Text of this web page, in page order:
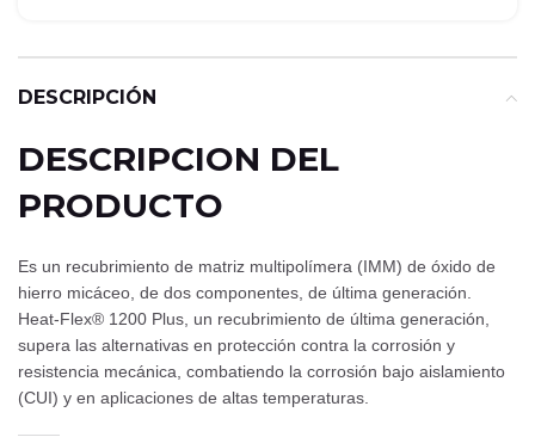
DESCRIPCIÓN
DESCRIPCION DEL
PRODUCTO
Es un recubrimiento de matriz multipolímera (IMM) de óxido de
hierro micáceo, de dos componentes, de última generación.
Heat-Flex® 1200 Plus, un recubrimiento de última generación,
supera las alternativas en protección contra la corrosión y
resistencia mecánica, combatiendo la corrosión bajo aislamiento
(CUI) y en aplicaciones de altas temperaturas.